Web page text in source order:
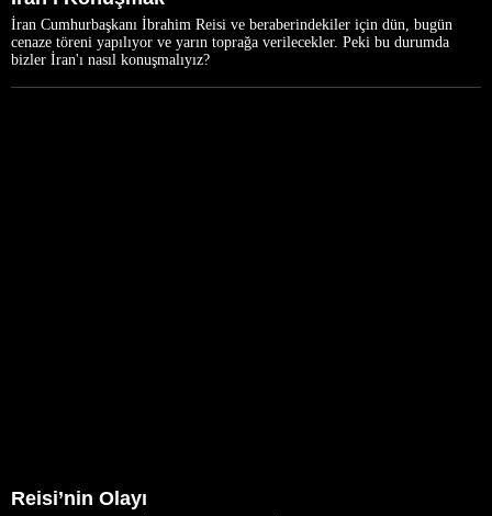
İran Cumhurbaşkanı İbrahim Reisi ve beraberindekiler için dün, bugün
cenaze töreni yapılıyor ve yarın toprağa verilecekler. Peki bu durumda
bizler İran'ı nasıl konuşmalıyız?
Reisi’nin Olayı